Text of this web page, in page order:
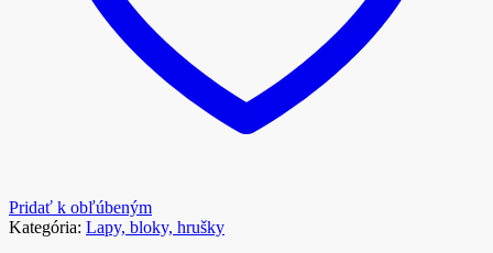
Pridať k obľúbeným
Kategória: Lapy, bloky, hrušky